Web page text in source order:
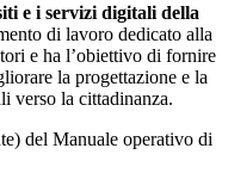
e i servizi digitali della
di lavoro dedicato alla
e ha l’obiettivo di fornire
la progettazione e la
verso la cittadinanza.
del Manuale operativo di